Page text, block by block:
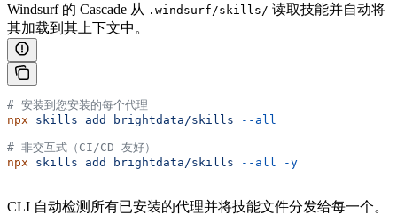
Windsurf 的 Cascade 从 .windsurf/skills/ 读取技能并自动将
其加载到其上下文中。
# 安装到您安装的每个代理
npx skills add brightdata/skills --all
# 非交互式（CI/CD 友好）
npx skills add brightdata/skills --all -y
CLI 自动检测所有已安装的代理并将技能文件分发给每一个。